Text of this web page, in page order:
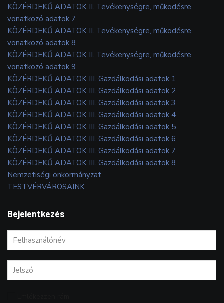
KÖZÉRDEKŰ ADATOK II. Tevékenységre, működésre
vonatkozó adatok 7
KÖZÉRDEKŰ ADATOK II. Tevékenységre, működésre
vonatkozó adatok 8
KÖZÉRDEKŰ ADATOK II. Tevékenységre, működésre
vonatkozó adatok 9
KÖZÉRDEKŰ ADATOK III. Gazdálkodási adatok 1
KÖZÉRDEKŰ ADATOK III. Gazdálkodási adatok 2
KÖZÉRDEKŰ ADATOK III. Gazdálkodási adatok 3
KÖZÉRDEKŰ ADATOK III. Gazdálkodási adatok 4
KÖZÉRDEKŰ ADATOK III. Gazdálkodási adatok 5
KÖZÉRDEKŰ ADATOK III. Gazdálkodási adatok 6
KÖZÉRDEKŰ ADATOK III. Gazdálkodási adatok 7
KÖZÉRDEKŰ ADATOK III. Gazdálkodási adatok 8
Nemzetiségi önkormányzat
TESTVÉRVÁROSAINK
Bejelentkezés